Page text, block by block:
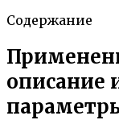
Содержание
описание